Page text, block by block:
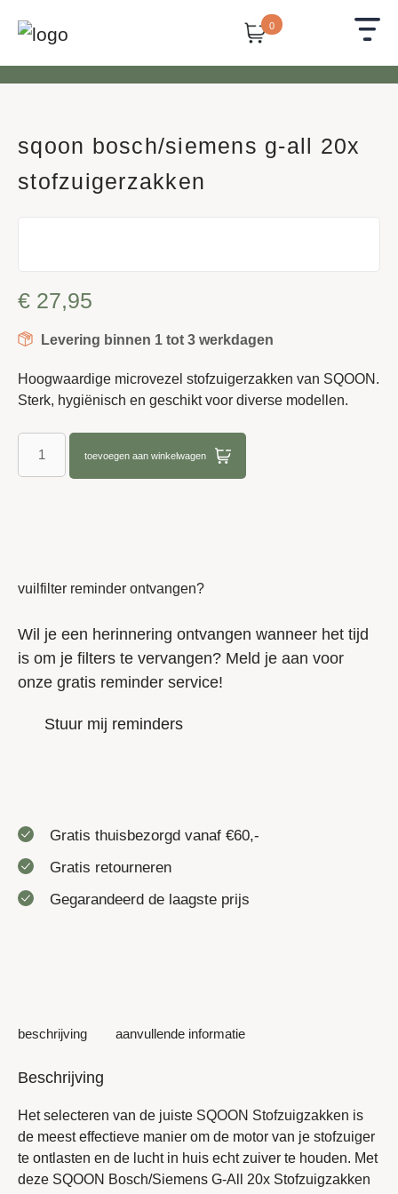
0
sqoon bosch/siemens g-all 20x
stofzuigerzakken
€ 27,95
Levering binnen 1 tot 3 werkdagen
Hoogwaardige microvezel stofzuigerzakken van SQOON.
Sterk, hygiënisch en geschikt voor diverse modellen.
toevoegen aan winkelwagen
vuilfilter reminder ontvangen?
Wil je een herinnering ontvangen wanneer het tijd
is om je filters te vervangen? Meld je aan voor
onze gratis reminder service!
Stuur mij reminders
Gratis thuisbezorgd vanaf €60,-
Gratis retourneren
Gegarandeerd de laagste prijs
beschrijving aanvullende informatie
Beschrijving
Het selecteren van de juiste SQOON Stofzuigzakken is
de meest effectieve manier om de motor van je stofzuiger
te ontlasten en de lucht in huis echt zuiver te houden. Met
deze SQOON Bosch/Siemens G-All 20x Stofzuigzakken